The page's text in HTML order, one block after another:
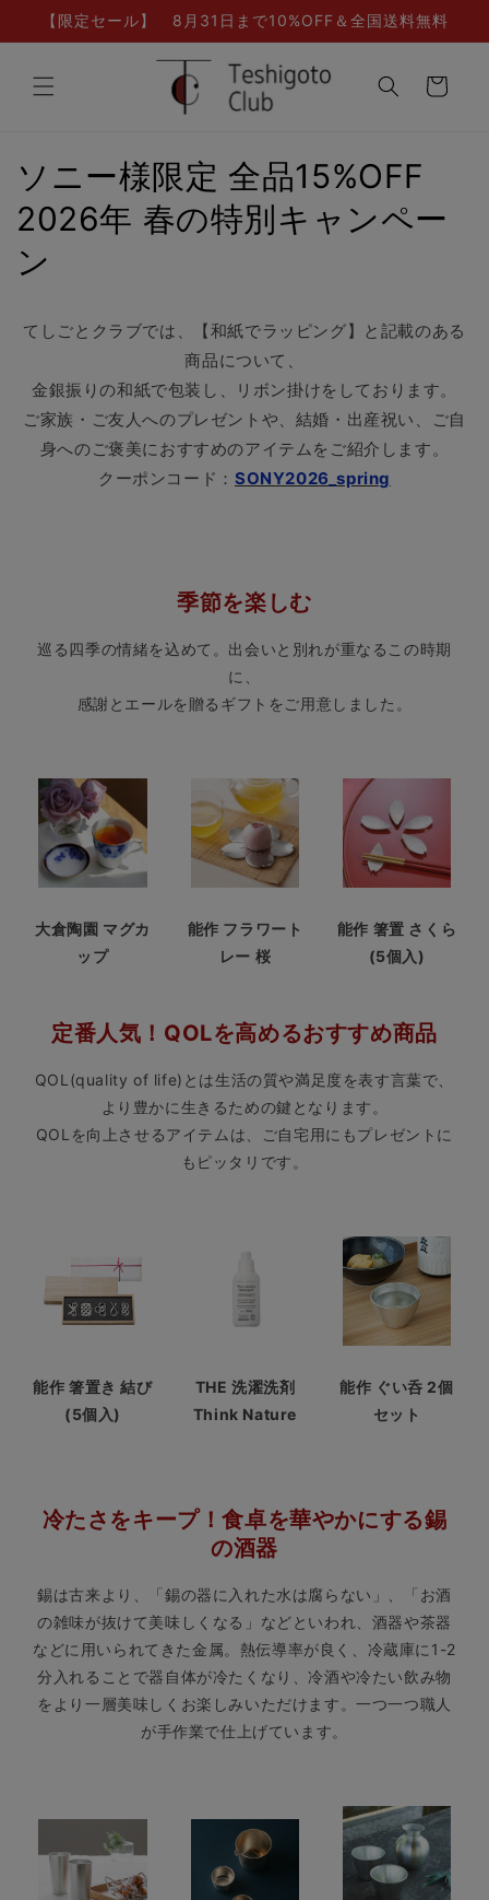
Skip to
content
【限定セール】 8月31日まで10%OFF＆全国送料無料
Cart
ソニー様限定 全品15%OFF
2026年 春の特別キャンペー
ン
てしごとクラブでは、【和紙でラッピング】と記載のある
商品について、
金銀振りの和紙で包装し、リボン掛けをしております。
ご家族・ご友人へのプレゼントや、結婚・出産祝い、ご自
身へのご褒美におすすめのアイテムをご紹介します。
クーポンコード： SONY2026_spring
季節を楽しむ
巡る四季の情緒を込めて。出会いと別れが重なるこの時期
に、
感謝とエールを贈るギフトをご用意しました。
大倉陶園 マグカ
ップ
能作 フラワート
レー 桜
能作 箸置 さくら
(5個入)
定番人気！QOLを高めるおすすめ商品
QOL(quality of life)とは生活の質や満足度を表す言葉で、
より豊かに生きるための鍵となります。
QOLを向上させるアイテムは、ご自宅用にもプレゼントに
もピッタリです。
能作 箸置き 結び
(5個入)
THE 洗濯洗剤
Think Nature
能作 ぐい呑 2個
セット
冷たさをキープ！食卓を華やかにする錫
の酒器
錫は古来より、「錫の器に入れた水は腐らない」、「お酒
の雑味が抜けて美味しくなる」などといわれ、酒器や茶器
などに用いられてきた金属。熱伝導率が良く、冷蔵庫に1-2
分入れることで器自体が冷たくなり、冷酒や冷たい飲み物
をより一層美味しくお楽しみいただけます。一つ一つ職人
が手作業で仕上げています。